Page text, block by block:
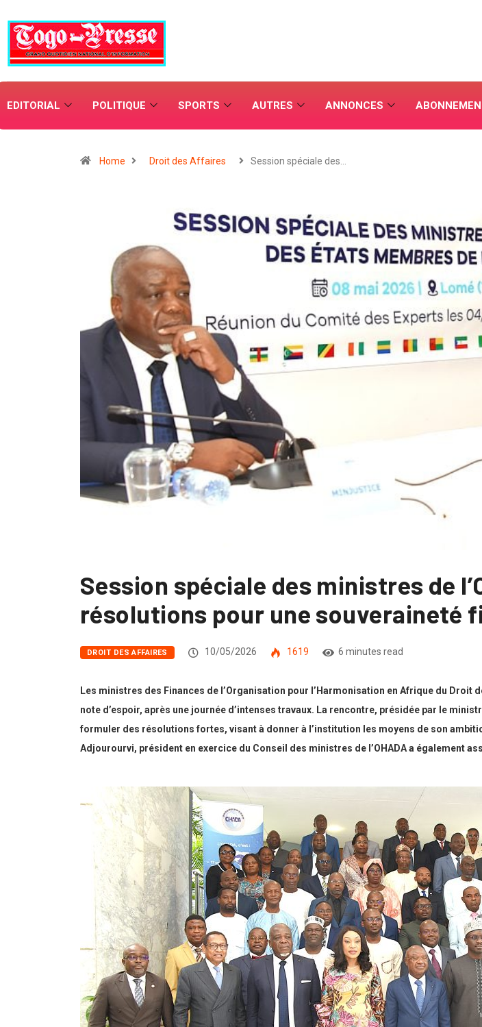
EDITORIAL POLITIQUE SPORTS AUTRES ANNONCES
Home Droit des Affaires Session spéciale des…
Session spéciale des ministres de
résolutions pour une souveraineté
DROIT DES AFFAIRES 10/05/2026 1619 6 minutes read
Les ministres des Finances de l’Organisation pour l’Harmonisation en Afrique du Droit
note d’espoir, après une journée d’intenses travaux. La rencontre, présidée par le
formuler des résolutions fortes, visant à donner à l’institution les moyens de son
Adjourourvi, président en exercice du Conseil des ministres de l’OHADA a également